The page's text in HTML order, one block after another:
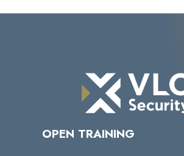
OPEN TRAINING